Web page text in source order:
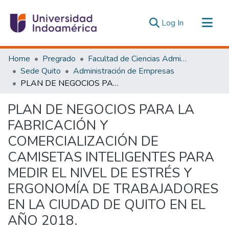
Log In (current)
Communities & Collections
All of DSpace
Statistics
Home Pregrado
Facultad de Ciencias Administrativas y Económicas
Sede Quito
Administración de Empresas
PLAN DE NEGOCIOS PARA LA FABRICACIÓN Y COMERCIALIZACIÓN DE CAMISETAS INTELIGENTES PARA MEDIR EL NIVEL DE ESTRÉS Y ERGONOMÍA DE TRABAJADORES EN LA CIUDAD DE QUITO EN EL AÑO 2018.
PLAN DE NEGOCIOS PARA LA
FABRICACIÓN Y
COMERCIALIZACIÓN DE
CAMISETAS INTELIGENTES PARA
MEDIR EL NIVEL DE ESTRÉS Y
ERGONOMÍA DE TRABAJADORES
EN LA CIUDAD DE QUITO EN EL
AÑO 2018.